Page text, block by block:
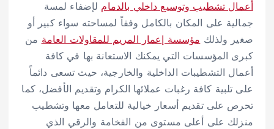
أعمال تشطيب وتوسيع داخلي بالدمام لإضفاء لمسة
جمالية على المكان بالكامل وفقاً لمساحته سواء كبير أو
صغير ولذلك مؤسسة إعمار المريم للمقاولات العامة من
كبرى المؤسسات التي يمكنك الاستعانة بها في كافة
أعمال التشطيبات الداخلية والخارجية، حيث تسعى دائماً
على تلبية كافة رغبات عملائها الكرام وتقديم الأفضل، كما
تحرص على تقديم أسعار خيالية للتعامل معها وتشطيب
منزلك على أعلى مستوى من الفخامة والرقي الذي